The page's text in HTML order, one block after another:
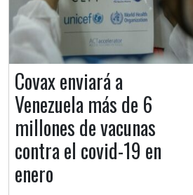
Covax enviará a
Venezuela más de 6
millones de vacunas
contra el covid-19 en
enero